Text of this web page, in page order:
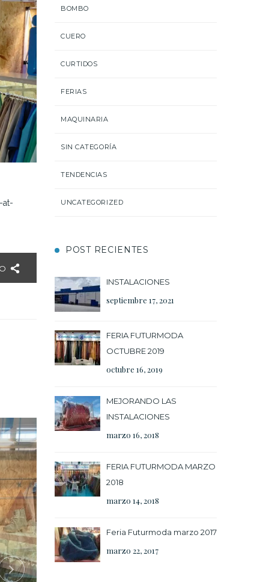
at-
BOMBO
CUERO
CURTIDOS
FERIAS
MAQUINARIA
SIN CATEGORÍA
TENDENCIAS
UNCATEGORIZED
POST RECIENTES
INSTALACIONES
septiembre 17, 2021
FERIA FUTURMODA
OCTUBRE 2019
octubre 16, 2019
MEJORANDO LAS
INSTALACIONES
marzo 16, 2018
FERIA FUTURMODA MARZO
2018
marzo 14, 2018
Feria Futurmoda marzo 2017
marzo 22, 2017